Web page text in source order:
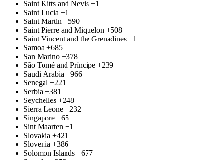
Saint Kitts and Nevis +1
Saint Lucia +1
Saint Martin +590
Saint Pierre and Miquelon +508
Saint Vincent and the Grenadines +1
Samoa +685
San Marino +378
São Tomé and Príncipe +239
Saudi Arabia +966
Senegal +221
Serbia +381
Seychelles +248
Sierra Leone +232
Singapore +65
Sint Maarten +1
Slovakia +421
Slovenia +386
Solomon Islands +677